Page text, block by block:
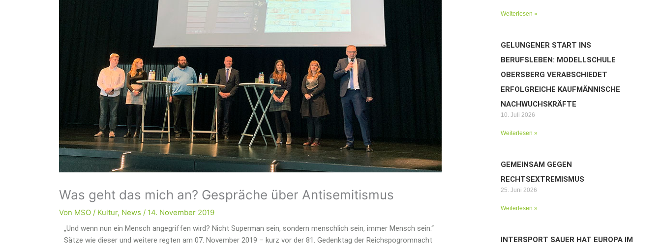
Was geht das mich an? Gespräche über Antisemitismus
Von MSO / Kultur, News / 14. November 2019
„Und wenn nun ein Mensch angegriffen wird? Nicht Superman sein, sondern menschlich sein, immer Mensch sein.“
Sätze wie dieser und weitere regten am 07. November 2019 – kurz vor der 81. Gedenktag der Reichspogromnacht
Weiterlesen »
GELUNGENER START INS
BERUFSLEBEN: MODELLSCHULE
OBERSBERG VERABSCHIEDET
ERFOLGREICHE KAUFMÄNNISCHE
NACHWUCHSKRÄFTE
10. Juli 2026
Weiterlesen »
GEMEINSAM GEGEN
RECHTSEXTREMISMUS
25. Juni 2026
Weiterlesen »
INTERSPORT SAUER HAT EUROPA IM